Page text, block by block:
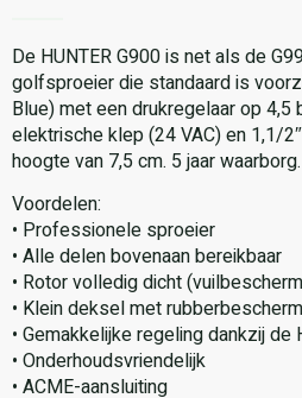
De HUNTER G900 is net als de
golfsproeier die standaard is
Blue) met een drukregelaar op 4,5
elektrische klep (24 VAC) en 1,1/
hoogte van 7,5 cm. 5 jaar waarborg.
Voordelen:
• Professionele sproeier
• Alle delen bovenaan bereikbaar
• Rotor volledig dicht
• Klein deksel met
• Gemakkelijke regeling dankzij
• Onderhoudsvriendelijk
• ACME-aansluiting